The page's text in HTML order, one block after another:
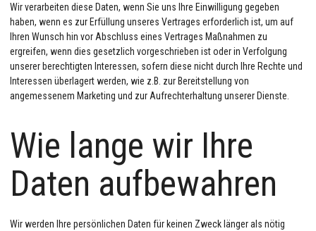
Wir verarbeiten diese Daten, wenn Sie uns Ihre Einwilligung gegeben
haben, wenn es zur Erfüllung unseres Vertrages erforderlich ist, um auf
Ihren Wunsch hin vor Abschluss eines Vertrages Maßnahmen zu
ergreifen, wenn dies gesetzlich vorgeschrieben ist oder in Verfolgung
unserer berechtigten Interessen, sofern diese nicht durch Ihre Rechte und
Interessen überlagert werden, wie z.B. zur Bereitstellung von
angemessenem Marketing und zur Aufrechterhaltung unserer Dienste.
Wie lange wir Ihre
Daten aufbewahren
Wir werden Ihre persönlichen Daten für keinen Zweck länger als nötig